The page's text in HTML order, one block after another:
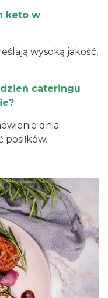
keto w
wysoką jakość,
cateringu
dnia